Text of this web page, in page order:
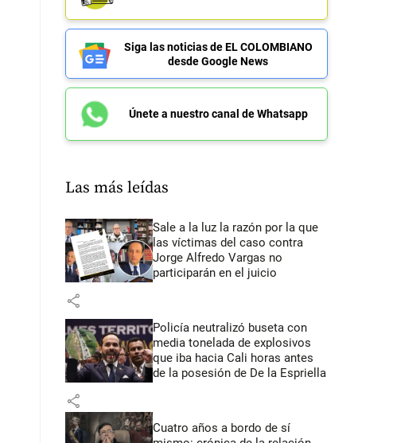
Siga las noticias de EL COLOMBIANO
desde Google News
Únete a nuestro canal de Whatsapp
Las más leídas
Sale a la luz la razón por la que
las víctimas del caso contra
Jorge Alfredo Vargas no
participarán en el juicio
share
Policía neutralizó buseta con
media tonelada de explosivos
que iba hacia Cali horas antes
de la posesión de De la Espriella
share
Cuatro años a bordo de sí